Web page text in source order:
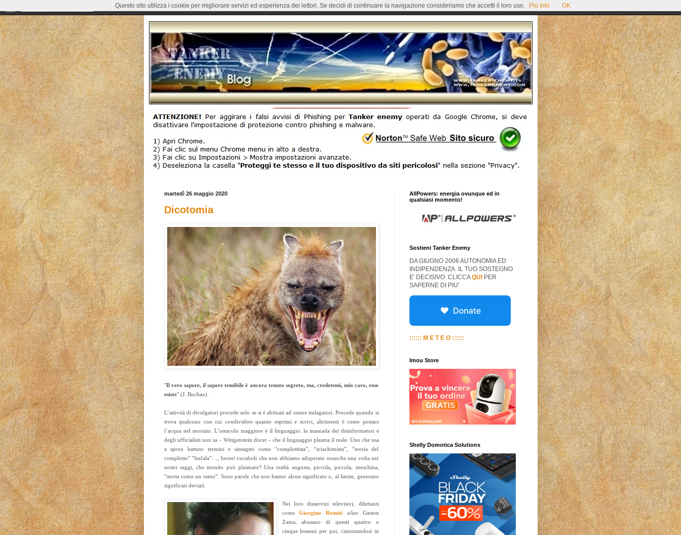
martedì 26 maggio 2020
Dicotomia
"Il vero sapere, il sapere temibile è ancora tenuto segreto, ma, credetemi, mio caro, esso
esiste" (J. Buchan).
L’attività di divulgatori procede solo se si è abituati ad essere indagatori. Procede quando si
trova qualcuno con cui condividere quanto esprimi e scrivi, altrimenti è come pestare
l’acqua nel mortaio. L’ostacolo maggiore è il linguaggio: la masnada dei disinformatori e
degli ufficialisti non sa – Wittgenstein docet – che il linguaggio plasma il reale. Uno che usa
a spron battuto termini e sintagmi come “complottista”, “sciachimista”, “teoria del
complotto” “bufala”…, beceri vocaboli che non abbiamo adoperato neanche una volta nei
nostri saggi, che mondo può plasmare? Una realtà angusta, piccola, piccola, meschina,
“storta come un ramo”. Sono parole che non hanno alcun significato o, al limite, generano
significati deviati.
Nei loro disservizi televisivi, dilettanti
comeGiorgino Romiti aliasGaston
Zama, abusano di questi quattro o
cinque lessemi per poi, cimentandosi in
AllPowers: energia ovunque ed in
qualsiasi momento!
Sostieni Tanker Enemy
DA GIUGNO 2006 AUTONOMIA ED
INDIPENDENZA. IL TUO SOSTEGNO
E' DECISIVO. CLICCAQUI
PER
SAPERNE DI PIU'
:::::: M E T E O ::::::
Imou Store
Shelly Domotica Solutions
Questo sito utilizza i cookie per migliorare servizi ed esperienza dei lettori. Se decidi di continuare la navigazione consideriamo che accetti il loro uso. Più Info OK